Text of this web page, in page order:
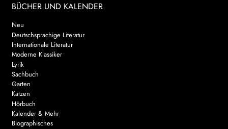
BÜCHER UND KALENDER
Neu
Deutschsprachige Literatur
Internationale Literatur
Moderne Klassiker
Lyrik
Sachbuch
Garten
Katzen
Hörbuch
Kalender & Mehr
Biographisches